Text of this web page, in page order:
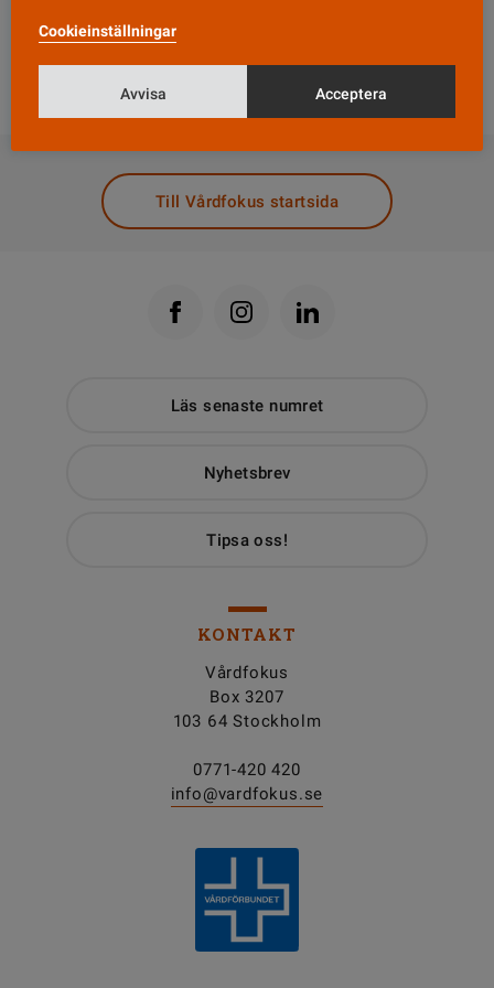
Om han fälls, riskerar Staffan Banke böter. Han är
Till Vårdfokus startsida
Läs senaste numret
Nyhetsbrev
Tipsa oss!
KONTAKT
Vårdfokus
Box 3207
103 64 Stockholm
0771-420 420
info@vardfokus.se
Cookieinställningar
Avvisa Acceptera